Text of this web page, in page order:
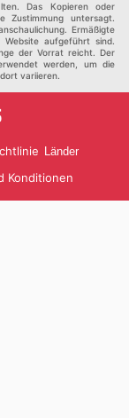
Das Kopieren oder
Zustimmung untersagt.
Ermäßigte
aufgeführt sind.
der Vorrat reicht. Der
werden, um die
variieren.
Länder
Konditionen